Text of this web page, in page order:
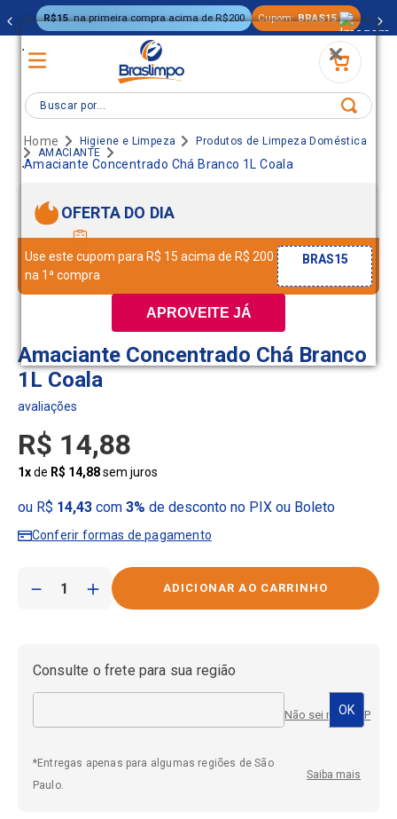
.
.
APROVEITE JÁ
R$15 na primeira compra acima de R$200 Cupom: BRAS15
Buscar por...
Higiene e Limpeza
Produtos de Limpeza Doméstica
AMACIANTE
Amaciante Concentrado Chá Branco 1L Coala
OFERTA DO DIA
Use este cupom para R$ 15 acima de R$ 200
na 1ª compra
BRAS15
Amaciante Concentrado Chá Branco
1L Coala
R$ 14,88
1xde R$ 14,88sem juros
ou R$ 14,43com 3% de desconto no PIX ou Boleto
Conferir formas de pagamento
＋
－
Consulte o frete para sua região
Não sei meu CEP
*Entregas apenas para algumas regiões de São
Paulo.
Saiba mais